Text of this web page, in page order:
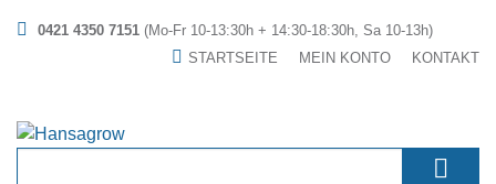
0421 4350 7151 (Mo-Fr 10-13:30h + 14:30-18:30h, Sa 10-13h)
STARTSEITE
MEIN KONTO KONTAKT